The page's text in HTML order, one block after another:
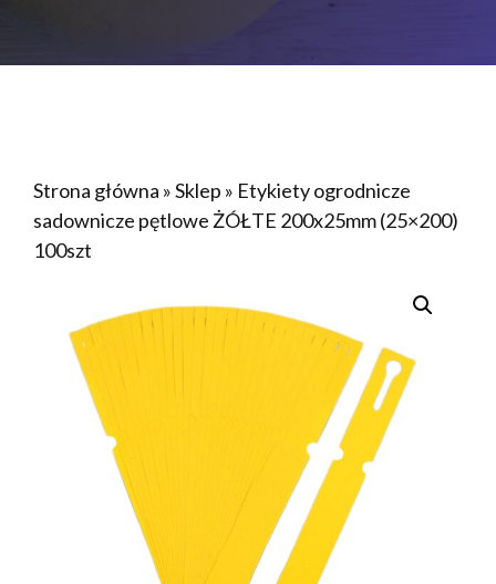
Strona główna »Sklep » Etykiety ogrodnicze
sadownicze pętlowe ŻÓŁTE 200x25mm (25×200)
100szt